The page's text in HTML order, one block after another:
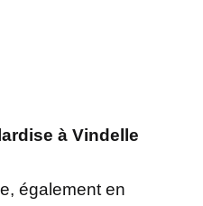
à Vindelle
également en